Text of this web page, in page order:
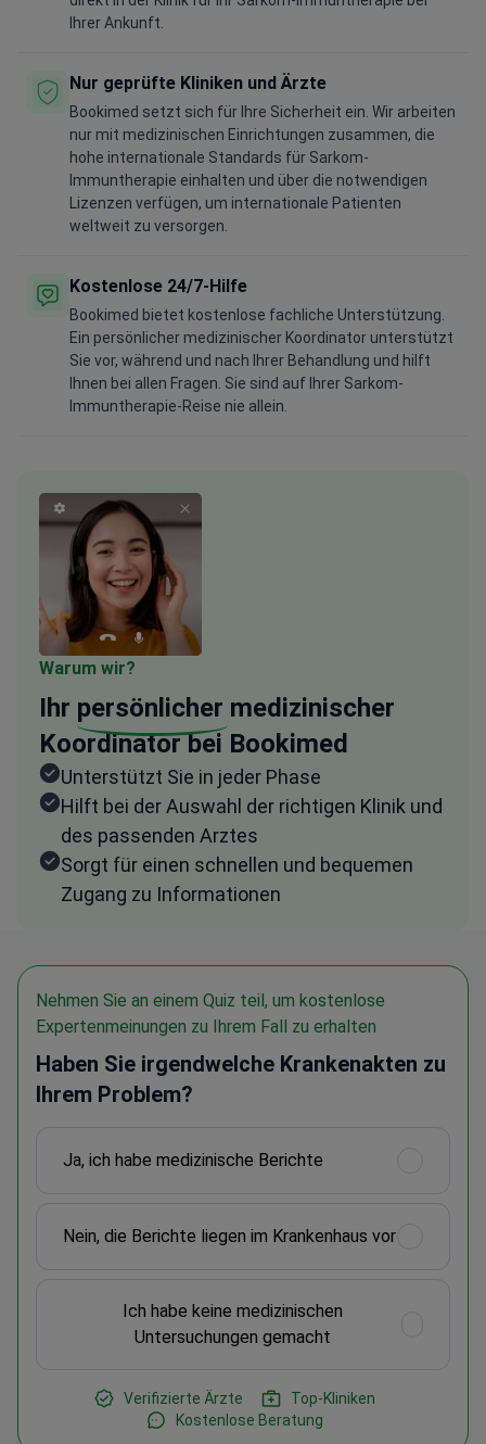
Ihrer Ankunft.
Nur geprüfte Kliniken und Ärzte
Bookimed setzt sich für Ihre Sicherheit ein. Wir arbeiten
nur mit medizinischen Einrichtungen zusammen, die
hohe internationale Standards für Sarkom-
Immuntherapie einhalten und über die notwendigen
Lizenzen verfügen, um internationale Patienten
weltweit zu versorgen.
Kostenlose 24/7-Hilfe
Bookimed bietet kostenlose fachliche Unterstützung.
Ein persönlicher medizinischer Koordinator unterstützt
Sie vor, während und nach Ihrer Behandlung und hilft
Ihnen bei allen Fragen. Sie sind auf Ihrer Sarkom-
Immuntherapie-Reise nie allein.
Warum wir?
Ihr persönlicher medizinischer
Koordinator bei Bookimed
Unterstützt Sie in jeder Phase
Hilft bei der Auswahl der richtigen Klinik und
des passenden Arztes
Sorgt für einen schnellen und bequemen
Zugang zu Informationen
Nehmen Sie an einem Quiz teil, um kostenlose
Expertenmeinungen zu Ihrem Fall zu erhalten
Haben Sie irgendwelche Krankenakten zu
Ihrem Problem?
Ja, ich habe medizinische Berichte
Nein, die Berichte liegen im Krankenhaus vor
Ich habe keine medizinischen
Untersuchungen gemacht
Verifizierte Ärzte
Top-Kliniken
Kostenlose Beratung